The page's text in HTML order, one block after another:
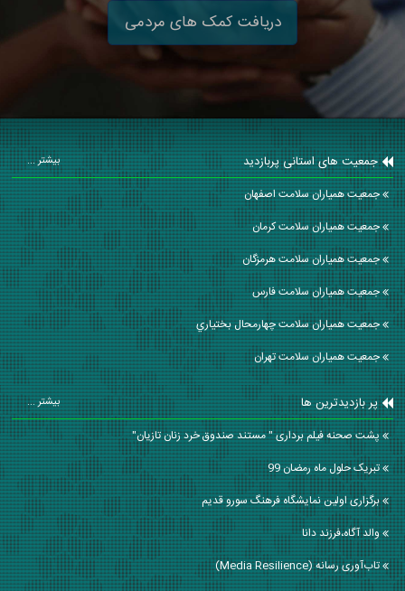
دریافت کمک های مردمی
جمعیت های استانی پربازدید بیشتر ...
جمعیت همیاران سلامت اصفهان
جمعیت همیاران سلامت كرمان
جمعیت همیاران سلامت هرمزگان
جمعیت همیاران سلامت فارس
جمعیت همیاران سلامت چهارمحال بختياري
جمعیت همیاران سلامت تهران
پر بازدیدترین ها بیشتر ...
پشت صحنه فیلم برداری " مستند صندوق خرد زنان تازیان"
تبریک حلول ماه رمضان 99
برگزاری اولین نمایشگاه فرهنگ سورو قدیم
والد آگاه،فرزند دانا
تاب‌آوری رسانه (Media Resilience)